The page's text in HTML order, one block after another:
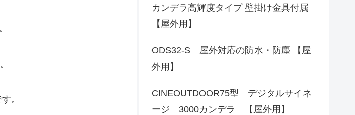
。
カンデラ高輝度タイプ 壁掛け金具付属
【屋外用】
ODS32-S 屋外対応の防水・防塵 【屋
外用】
CINEOUTDOOR75型 デジタルサイネ
ージ 3000カンデラ 【屋外用】